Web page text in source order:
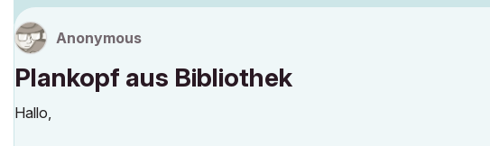
Anonymous
Plankopf aus Bibliothek
Hallo,